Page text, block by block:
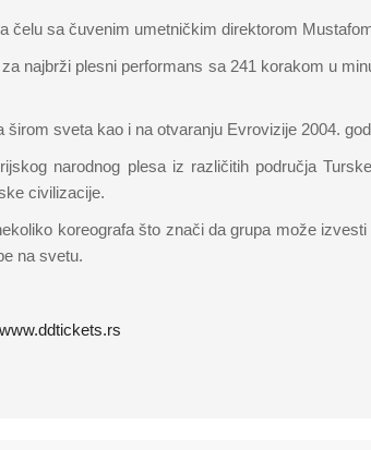
čelu sa čuvenim umetničkim direktorom
najbrži plesni performans sa 241 korakom u
sveta kao i na otvaranju Evrovizije 2004.
narodnog plesa iz različitih područja
civilizacije.
koreografa što znači da grupa može
na svetu.
www.ddtickets.rs